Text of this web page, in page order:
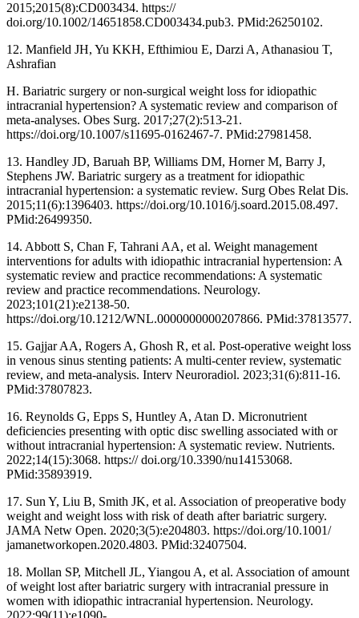
2015;2015(8):CD003434. https://
doi.org/10.1002/14651858.CD003434.pub3. PMid:26250102.
12. Manfield JH, Yu KKH, Efthimiou E, Darzi A, Athanasiou T,
Ashrafian
H. Bariatric surgery or non-surgical weight loss for idiopathic
intracranial hypertension? A systematic review and comparison of
meta-analyses. Obes Surg. 2017;27(2):513-21.
https://doi.org/10.1007/s11695-0162467-7. PMid:27981458.
13. Handley JD, Baruah BP, Williams DM, Horner M, Barry J,
Stephens JW. Bariatric surgery as a treatment for idiopathic
intracranial hypertension: a systematic review. Surg Obes Relat Dis.
2015;11(6):1396403. https://doi.org/10.1016/j.soard.2015.08.497.
PMid:26499350.
14. Abbott S, Chan F, Tahrani AA, et al. Weight management
interventions for adults with idiopathic intracranial hypertension: A
systematic review and practice recommendations: A systematic
review and practice recommendations. Neurology.
2023;101(21):e2138-50.
https://doi.org/10.1212/WNL.0000000000207866. PMid:37813577.
15. Gajjar AA, Rogers A, Ghosh R, et al. Post-operative weight loss
in venous sinus stenting patients: A multi-center review, systematic
review, and meta-analysis. Interv Neuroradiol. 2023;31(6):811-16.
PMid:37807823.
16. Reynolds G, Epps S, Huntley A, Atan D. Micronutrient
deficiencies presenting with optic disc swelling associated with or
without intracranial hypertension: A systematic review. Nutrients.
2022;14(15):3068. https:// doi.org/10.3390/nu14153068.
PMid:35893919.
17. Sun Y, Liu B, Smith JK, et al. Association of preoperative body
weight and weight loss with risk of death after bariatric surgery.
JAMA Netw Open. 2020;3(5):e204803. https://doi.org/10.1001/
jamanetworkopen.2020.4803. PMid:32407504.
18. Mollan SP, Mitchell JL, Yiangou A, et al. Association of amount
of weight lost after bariatric surgery with intracranial pressure in
women with idiopathic intracranial hypertension. Neurology.
2022;99(11):e1090-